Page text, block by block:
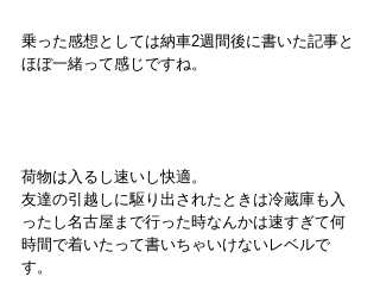
乗った感想としては納車2週間後に書いた記事と
ほぼ一緒って感じですね。
荷物は入るし速いし快適。
友達の引越しに駆り出されたときは冷蔵庫も入
ったし名古屋まで行った時なんかは速すぎて何
時間で着いたって書いちゃいけないレベルで
す。